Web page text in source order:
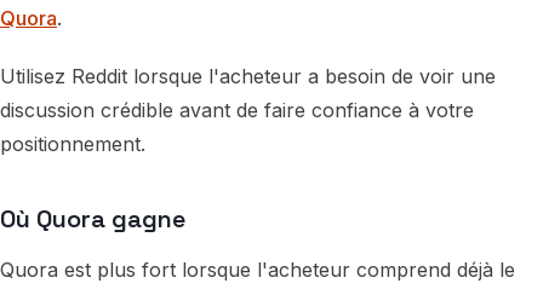
Quora.
Utilisez Reddit lorsque l'acheteur a besoin de voir une
discussion crédible avant de faire confiance à votre
positionnement.
Où Quora gagne
Quora est plus fort lorsque l'acheteur comprend déjà le